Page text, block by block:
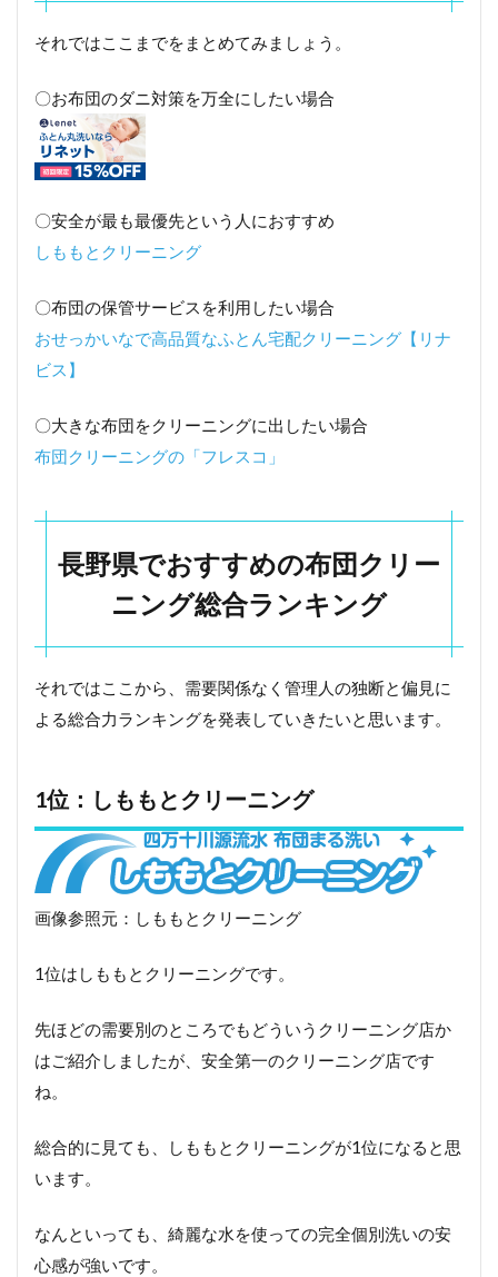
それではここまでをまとめてみましょう。
〇お布団のダニ対策を万全にしたい場合
〇安全が最も最優先という人におすすめ
しももとクリーニング
〇布団の保管サービスを利用したい場合
おせっかいなで高品質なふとん宅配クリーニング【リナ
ビス】
〇大きな布団をクリーニングに出したい場合
布団クリーニングの「フレスコ」
長野県でおすすめの布団クリー
ニング総合ランキング
それではここから、需要関係なく管理人の独断と偏見に
よる総合力ランキングを発表していきたいと思います。
1位：しももとクリーニング
画像参照元：しももとクリーニング
1位はしももとクリーニングです。
先ほどの需要別のところでもどういうクリーニング店か
はご紹介しましたが、安全第一のクリーニング店です
ね。
総合的に見ても、しももとクリーニングが1位になると思
います。
なんといっても、綺麗な水を使っての完全個別洗いの安
心感が強いです。